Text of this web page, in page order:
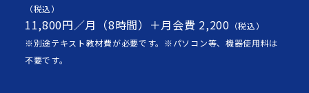
（税込）
11,800円／月（8時間）＋月会費 2,200 （税込）
※別途テキスト教材費が必要です。※パソコン等、機器使用料は
不要です。